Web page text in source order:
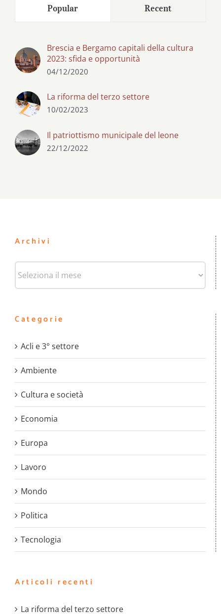
Popular Recent
Brescia e Bergamo capitali della cultura
2023: sfida e opportunità
04/12/2020
La riforma del terzo settore
10/02/2023
Il patriottismo municipale del leone
22/12/2022
Archivi
Categorie
Acli e 3° settore
Ambiente
Cultura e società
Economia
Europa
Lavoro
Mondo
Politica
Tecnologia
Articoli recenti
La riforma del terzo settore